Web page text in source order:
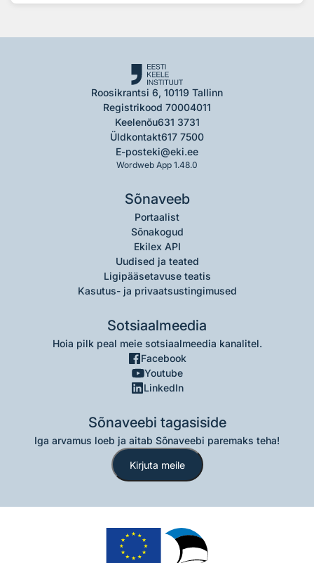
Roosikrantsi 6, 10119 Tallinn
Registrikood 70004011
Keelenõu631 3731
Üldkontakt617 7500
E-posteki@eki.ee
Wordweb App 1.48.0
Sõnaveeb
Portaalist
Sõnakogud
Ekilex API
Uudised ja teated
Ligipääsetavuse teatis
Kasutus- ja privaatsustingimused
Sotsiaalmeedia
Hoia pilk peal meie sotsiaalmeedia kanalitel.
Facebook
Youtube
LinkedIn
Sõnaveebi tagasiside
Iga arvamus loeb ja aitab Sõnaveebi paremaks teha!
Kirjuta meile